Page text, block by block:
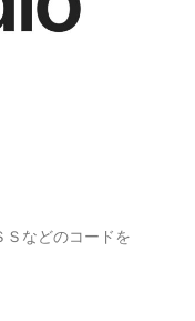
Ｓなどのコードを